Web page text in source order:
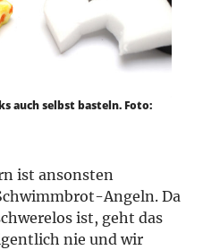
auch selbst basteln. Foto:
ist ansonsten
Angeln. Da
ist, geht das
nie und wir